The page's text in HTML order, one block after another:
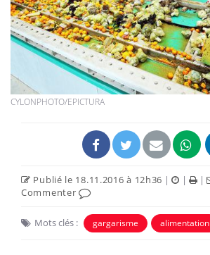
CYLONPHOTO/EPICTURA
Publié le 18.11.2016 à 12h36 | | |
Commenter
Mots clés : gargarisme alimentation